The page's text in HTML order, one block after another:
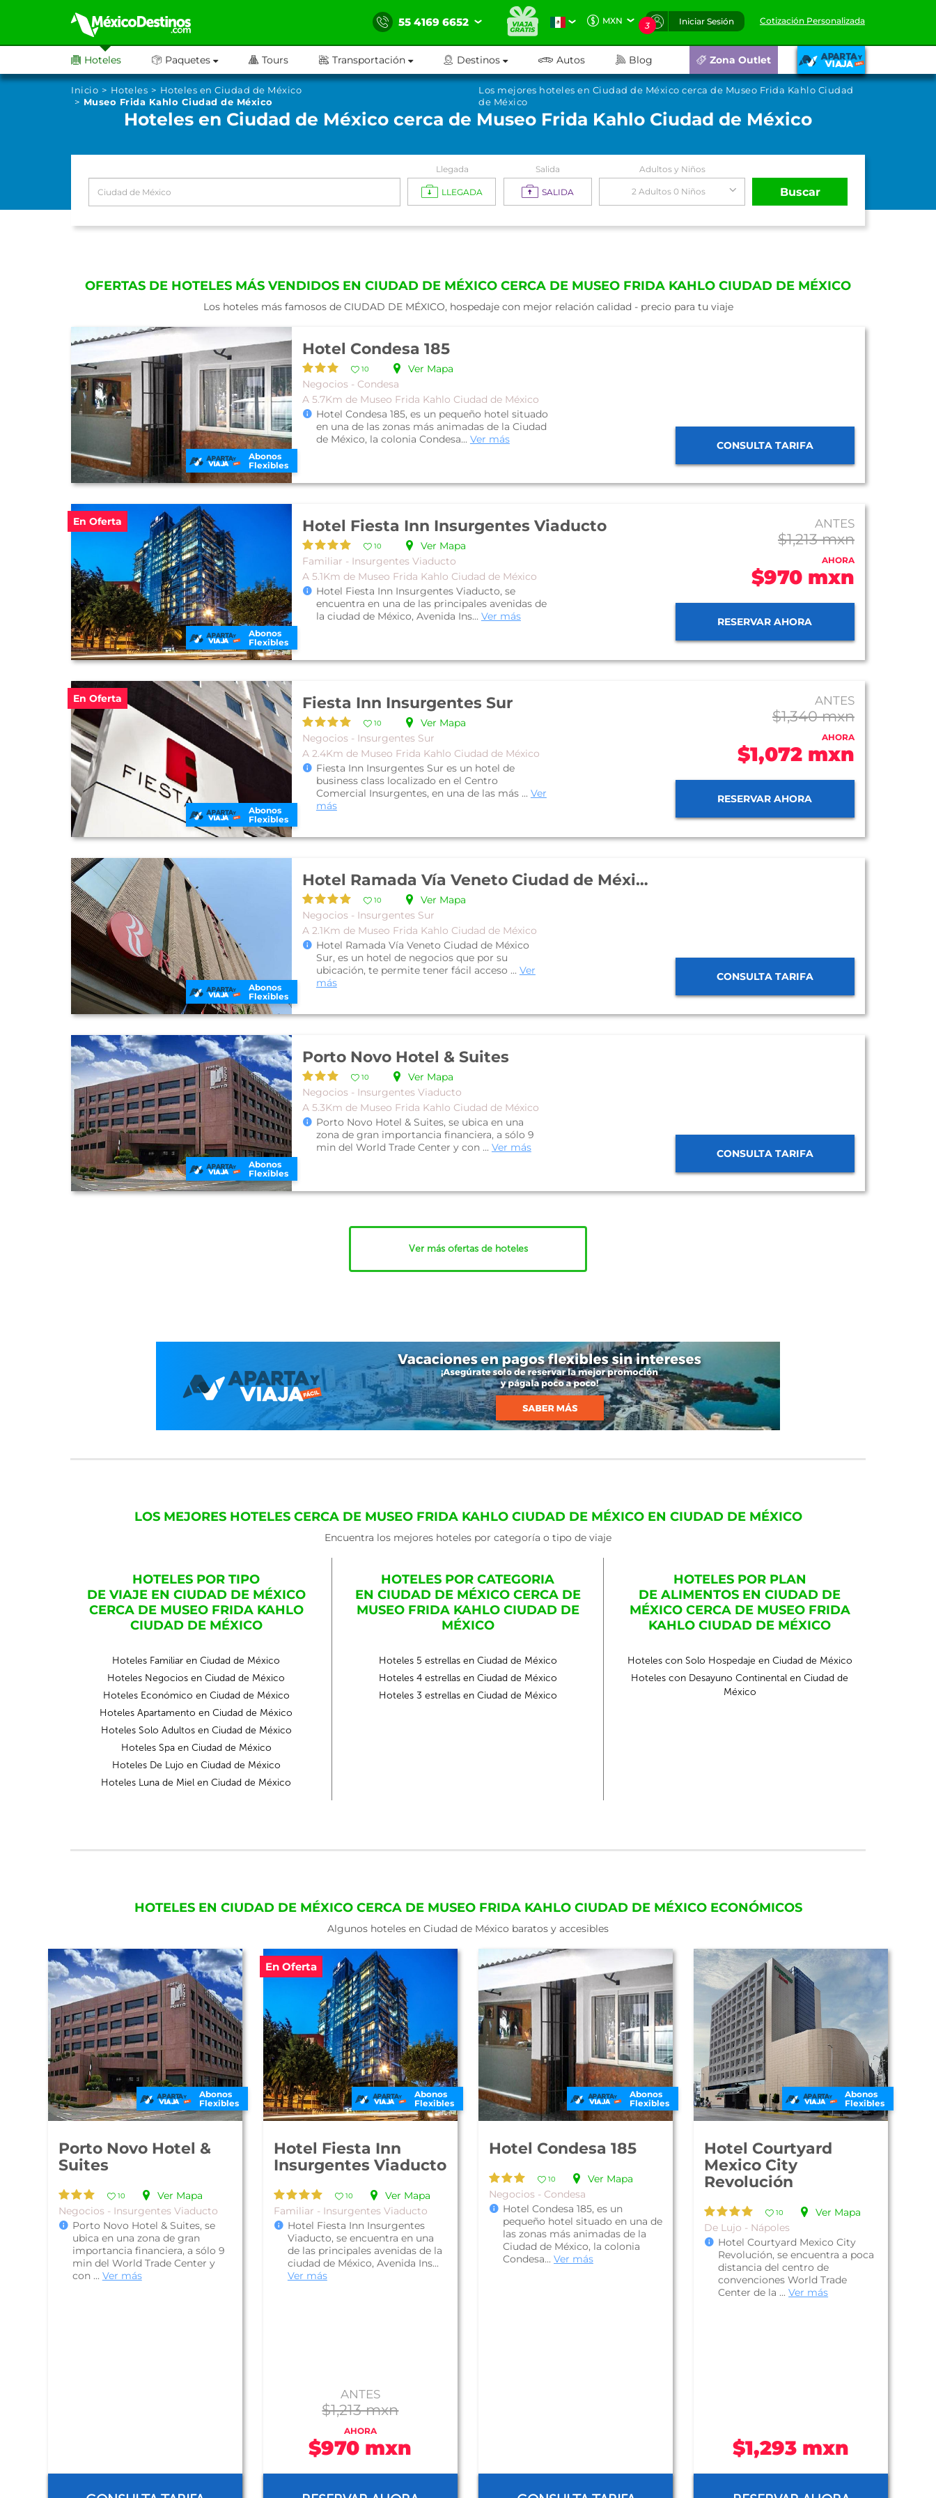
55 4169 6652 MXN 3 Iniciar Sesión Cotización Personalizada
Hoteles Paquetes Tours Transportación Destinos Autos Blog Zona Outlet
Inicio Hoteles
Hoteles en Ciudad de México
Museo Frida Kahlo Ciudad de México
Los mejores hoteles en Ciudad de México cerca de Museo Frida Kahlo Ciudad
de México
Hoteles en Ciudad de México cerca de Museo Frida Kahlo Ciudad de México
Llegada
LLEGADA
Salida
SALIDA
Adultos y Niños
2 Adultos 0 Niños Buscar
OFERTAS DE HOTELES MÁS VENDIDOS EN CIUDAD DE MÉXICO CERCA DE MUSEO FRIDA KAHLO CIUDAD DE MÉXICO
Los hoteles más famosos de CIUDAD DE MÉXICO, hospedaje con mejor relación calidad - precio para tu viaje
Abonos
Flexibles
Hotel Condesa 185
10
Ver Mapa
Negocios - Condesa
A 5.7Km de Museo Frida Kahlo Ciudad de México
Hotel Condesa 185, es un pequeño hotel situado
en una de las zonas más animadas de la Ciudad
de México, la colonia Condesa... Ver más CONSULTA TARIFA
En Oferta
Abonos
Flexibles
Hotel Fiesta Inn Insurgentes Viaducto
10
Ver Mapa
Familiar - Insurgentes Viaducto
A 5.1Km de Museo Frida Kahlo Ciudad de México
Hotel Fiesta Inn Insurgentes Viaducto, se
encuentra en una de las principales avenidas de
la ciudad de México, Avenida Ins... Ver más
ANTES
$1,213 mxn
AHORA
$970 mxn
RESERVAR AHORA
En Oferta
Abonos
Flexibles
Fiesta Inn Insurgentes Sur
10
Ver Mapa
Negocios - Insurgentes Sur
A 2.4Km de Museo Frida Kahlo Ciudad de México
Fiesta Inn Insurgentes Sur es un hotel de
business class localizado en el Centro
Comercial Insurgentes, en una de las más ... Ver
más
ANTES
$1,340 mxn
AHORA
$1,072 mxn
RESERVAR AHORA
Abonos
Flexibles
Hotel Ramada Vía Veneto Ciudad de México Sur
10
Ver Mapa
Negocios - Insurgentes Sur
A 2.1Km de Museo Frida Kahlo Ciudad de México
Hotel Ramada Vía Veneto Ciudad de México
Sur, es un hotel de negocios que por su
ubicación, te permite tener fácil acceso ... Ver
más
CONSULTA TARIFA
Abonos
Flexibles
Porto Novo Hotel & Suites
10
Ver Mapa
Negocios - Insurgentes Viaducto
A 5.3Km de Museo Frida Kahlo Ciudad de México
Porto Novo Hotel & Suites, se ubica en una
zona de gran importancia financiera, a sólo 9
min del World Trade Center y con ... Ver más CONSULTA TARIFA
Ver más ofertas de hoteles
LOS MEJORES HOTELES CERCA DE MUSEO FRIDA KAHLO CIUDAD DE MÉXICO EN CIUDAD DE MÉXICO
Encuentra los mejores hoteles por categoría o tipo de viaje
HOTELES POR TIPO
DE VIAJE EN CIUDAD DE MÉXICO
CERCA DE MUSEO FRIDA KAHLO
CIUDAD DE MÉXICO
Hoteles Familiar en Ciudad de México
Hoteles Negocios en Ciudad de México
Hoteles Económico en Ciudad de México
Hoteles Apartamento en Ciudad de México
Hoteles Solo Adultos en Ciudad de México
Hoteles Spa en Ciudad de México
Hoteles De Lujo en Ciudad de México
Hoteles Luna de Miel en Ciudad de México
HOTELES POR CATEGORIA
EN CIUDAD DE MÉXICO CERCA DE
MUSEO FRIDA KAHLO CIUDAD DE
MÉXICO
Hoteles 5 estrellas en Ciudad de México
Hoteles 4 estrellas en Ciudad de México
Hoteles 3 estrellas en Ciudad de México
HOTELES POR PLAN
DE ALIMENTOS EN CIUDAD DE
MÉXICO CERCA DE MUSEO FRIDA
KAHLO CIUDAD DE MÉXICO
Hoteles con Solo Hospedaje en Ciudad de México
Hoteles con Desayuno Continental en Ciudad de
México
HOTELES EN CIUDAD DE MÉXICO CERCA DE MUSEO FRIDA KAHLO CIUDAD DE MÉXICO ECONÓMICOS
Algunos hoteles en Ciudad de México baratos y accesibles
Abonos
Flexibles
Porto Novo Hotel &
Suites
10
Ver Mapa
Negocios - Insurgentes Viaducto
Porto Novo Hotel & Suites, se
ubica en una zona de gran
importancia financiera, a sólo 9
min del World Trade Center y
con ... Ver más
En Oferta
Abonos
Flexibles
Hotel Fiesta Inn
Insurgentes Viaducto
10
Ver Mapa
Familiar - Insurgentes Viaducto
Hotel Fiesta Inn Insurgentes
Viaducto, se encuentra en una
de las principales avenidas de la
ciudad de México, Avenida Ins...
Ver más
ANTES
$1,213 mxn
AHORA
$970 mxn
Abonos
Flexibles
Hotel Condesa 185
10
Ver Mapa
Negocios - Condesa
Hotel Condesa 185, es un
pequeño hotel situado en una de
las zonas más animadas de la
Ciudad de México, la colonia
Condesa... Ver más
Abonos
Flexibles
Hotel Courtyard
Mexico City
Revolución
10
Ver Mapa
De Lujo - Nápoles
Hotel Courtyard Mexico City
Revolución, se encuentra a poca
distancia del centro de
convenciones World Trade
Center de la ...Ver más
$1,293 mxn